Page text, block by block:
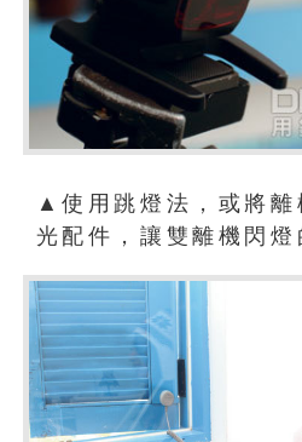
▲使用跳燈法，或將離
光配件，讓雙離機閃燈